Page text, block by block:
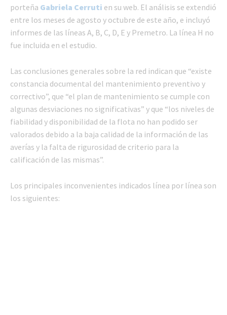
porteña Gabriela Cerruti en su web. El análisis se extendió
entre los meses de agosto y octubre de este año, e incluyó
informes de las líneas A, B, C, D, E y Premetro. La línea H no
fue incluida en el estudio.
Las conclusiones generales sobre la red indican que “existe
constancia documental del mantenimiento preventivo y
correctivo”, que “el plan de mantenimiento se cumple con
algunas desviaciones no significativas” y que “los niveles de
fiabilidad y disponibilidad de la flota no han podido ser
valorados debido a la baja calidad de la información de las
averías y la falta de rigurosidad de criterio para la
calificación de las mismas”.
Los principales inconvenientes indicados línea por línea son
los siguientes: